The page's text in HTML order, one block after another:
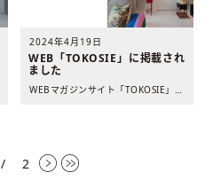
2024年4月19日
WEB「TOKOSIE」に掲載され
ました
/ 2